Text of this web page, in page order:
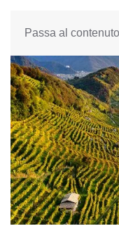
Passa al